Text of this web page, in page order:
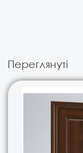
Переглянуті